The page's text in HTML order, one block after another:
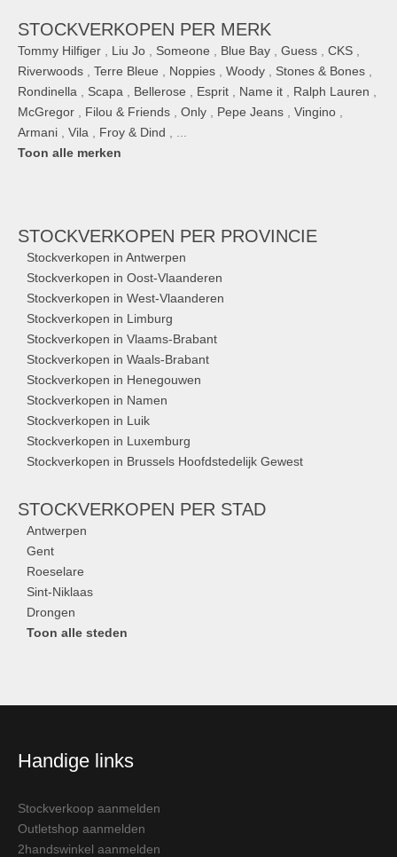
STOCKVERKOPEN PER MERK
Tommy Hilfiger Liu Jo Someone Blue Bay Guess CKS
Riverwoods
Terre Bleue Noppies Woody Stones & Bones
Rondinella
Scapa Bellerose Esprit Name it Ralph Lauren
McGregor
Filou & Friends Only Pepe Jeans Vingino
Armani
Vila Froy & Dind
Toon alle merken
STOCKVERKOPEN PER PROVINCIE
Stockverkopen in Antwerpen
Stockverkopen in Oost-Vlaanderen
Stockverkopen in West-Vlaanderen
Stockverkopen in Limburg
Stockverkopen in Vlaams-Brabant
Stockverkopen in Waals-Brabant
Stockverkopen in Henegouwen
Stockverkopen in Namen
Stockverkopen in Luik
Stockverkopen in Luxemburg
Stockverkopen in Brussels Hoofdstedelijk Gewest
STOCKVERKOPEN PER STAD
Antwerpen
Gent
Roeselare
Sint-Niklaas
Drongen
Toon alle steden
Handige links
Stockverkoop aanmelden
Outletshop aanmelden
2handswinkel aanmelden